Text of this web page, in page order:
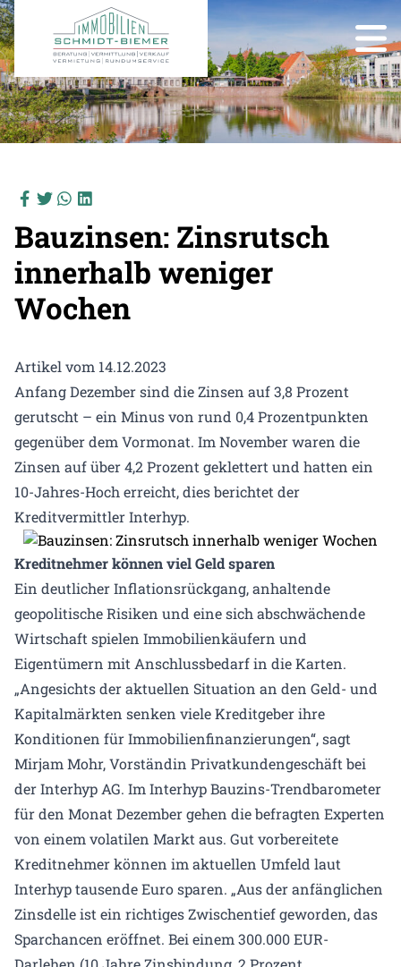
Bauzinsen: Zinsrutsch
innerhalb weniger
Wochen
Artikel vom 14.12.2023
Anfang Dezember sind die Zinsen auf 3,8 Prozent
gerutscht – ein Minus von rund 0,4 Prozentpunkten
gegenüber dem Vormonat. Im November waren die
Zinsen auf über 4,2 Prozent geklettert und hatten ein
10-Jahres-Hoch erreicht, dies berichtet der
Kreditvermittler Interhyp.
Kreditnehmer können viel Geld sparen
Ein deutlicher Inflationsrückgang, anhaltende
geopolitische Risiken und eine sich abschwächende
Wirtschaft spielen Immobilienkäufern und
Eigentümern mit Anschlussbedarf in die Karten.
„Angesichts der aktuellen Situation an den Geld- und
Kapitalmärkten senken viele Kreditgeber ihre
Konditionen für Immobilienfinanzierungen“, sagt
Mirjam Mohr, Vorständin Privatkundengeschäft bei
der Interhyp AG. Im Interhyp Bauzins-Trendbarometer
für den Monat Dezember gehen die befragten Experten
von einem volatilen Markt aus. Gut vorbereitete
Kreditnehmer können im aktuellen Umfeld laut
Interhyp tausende Euro sparen. „Aus der anfänglichen
Zinsdelle ist ein richtiges Zwischentief geworden, das
Sparchancen eröffnet. Bei einem 300.000 EUR-